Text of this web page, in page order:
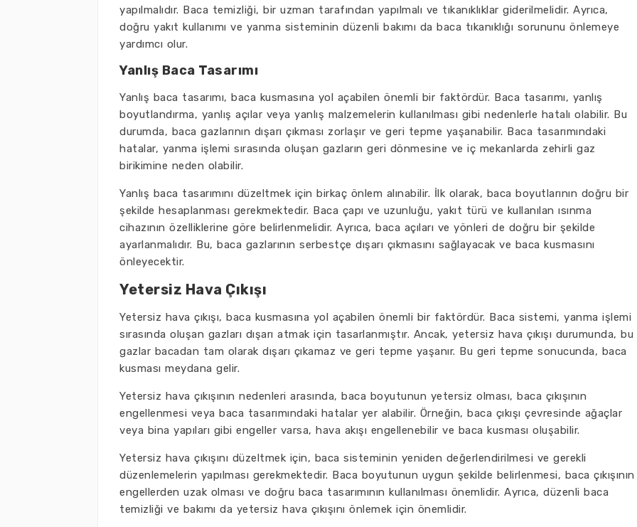
yapılmalıdır. Baca temizliği, bir uzman tarafından yapılmalı ve tıkanıklıklar giderilmelidir. Ayrıca,
doğru yakıt kullanımı ve yanma sisteminin düzenli bakımı da baca tıkanıklığı sorununu önlemeye
yardımcı olur.
Yanlış Baca Tasarımı
Yanlış baca tasarımı, baca kusmasına yol açabilen önemli bir faktördür. Baca tasarımı, yanlış
boyutlandırma, yanlış açılar veya yanlış malzemelerin kullanılması gibi nedenlerle hatalı olabilir. Bu
durumda, baca gazlarının dışarı çıkması zorlaşır ve geri tepme yaşanabilir. Baca tasarımındaki
hatalar, yanma işlemi sırasında oluşan gazların geri dönmesine ve iç mekanlarda zehirli gaz
birikimine neden olabilir.
Yanlış baca tasarımını düzeltmek için birkaç önlem alınabilir. İlk olarak, baca boyutlarının doğru bir
şekilde hesaplanması gerekmektedir. Baca çapı ve uzunluğu, yakıt türü ve kullanılan ısınma
cihazının özelliklerine göre belirlenmelidir. Ayrıca, baca açıları ve yönleri de doğru bir şekilde
ayarlanmalıdır. Bu, baca gazlarının serbestçe dışarı çıkmasını sağlayacak ve baca kusmasını
önleyecektir.
Yetersiz Hava Çıkışı
Yetersiz hava çıkışı, baca kusmasına yol açabilen önemli bir faktördür. Baca sistemi, yanma işlemi
sırasında oluşan gazları dışarı atmak için tasarlanmıştır. Ancak, yetersiz hava çıkışı durumunda, bu
gazlar bacadan tam olarak dışarı çıkamaz ve geri tepme yaşanır. Bu geri tepme sonucunda, baca
kusması meydana gelir.
Yetersiz hava çıkışının nedenleri arasında, baca boyutunun yetersiz olması, baca çıkışının
engellenmesi veya baca tasarımındaki hatalar yer alabilir. Örneğin, baca çıkışı çevresinde ağaçlar
veya bina yapıları gibi engeller varsa, hava akışı engellenebilir ve baca kusması oluşabilir.
Yetersiz hava çıkışını düzeltmek için, baca sisteminin yeniden değerlendirilmesi ve gerekli
düzenlemelerin yapılması gerekmektedir. Baca boyutunun uygun şekilde belirlenmesi, baca çıkışının
engellerden uzak olması ve doğru baca tasarımının kullanılması önemlidir. Ayrıca, düzenli baca
temizliği ve bakımı da yetersiz hava çıkışını önlemek için önemlidir.